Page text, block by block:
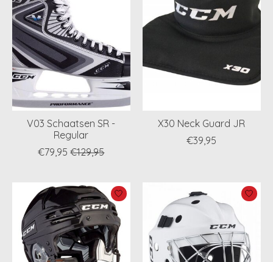
V03 Schaatsen SR -
Regular
€79,95 €129,95
X30 Neck Guard JR
€39,95